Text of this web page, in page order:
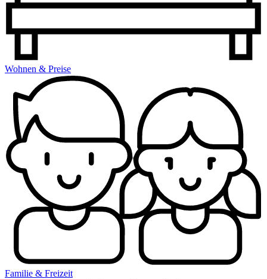
Wohnen & Preise
Familie & Freizeit